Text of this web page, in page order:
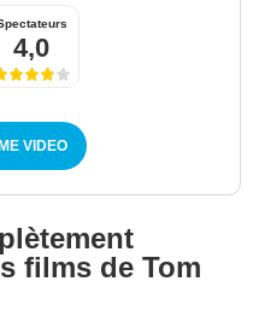
4,0
VIDEO
films de Tom